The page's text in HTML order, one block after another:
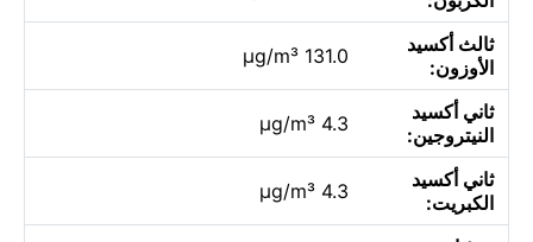
ثالث أكسيد
الأوزون:
131.0 µg/m³
ثاني أكسيد
النيتروجين:
4.3 µg/m³
ثاني أكسيد
الكبريت:
4.3 µg/m³